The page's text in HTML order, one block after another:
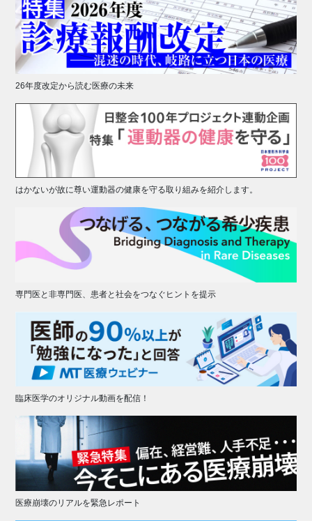
26年度改定から読む医療の未来
はかないが故に尊い運動器の健康を守る取り組みを紹介します。
専門医と非専門医、患者と社会をつなぐヒントを提示
臨床医学のオリジナル動画を配信！
医療崩壊のリアルを緊急レポート